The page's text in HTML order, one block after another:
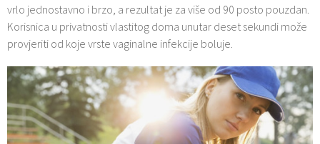
vrlo jednostavno i brzo, a rezultat je za više od 90 posto pouzdan.
Korisnica u privatnosti vlastitog doma unutar deset sekundi može
provjeriti od koje vrste vaginalne infekcije boluje.